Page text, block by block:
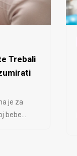
Trebali
je za
bebe...